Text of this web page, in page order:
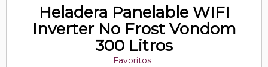
Heladera Panelable WIFI
Inverter No Frost Vondom
300 Litros
Favoritos